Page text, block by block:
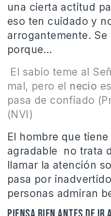
una cierta actitud
eso ten cuidado y
arrogantemente. Se
porque…
El sabio teme al
mal, pero el necio
pasa de confiado
(NVI)
El hombre que
agradable no trata
llamar la atención
pasa por
personas admiran